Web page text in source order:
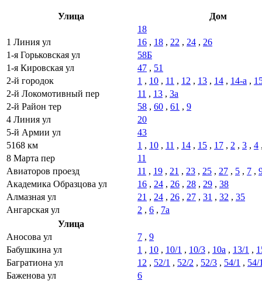
Улица
Дом
18
1 Линия ул
16 , 18 , 22 , 24 , 26
1-я Горьковская ул
58Б
1-я Кировская ул
47 , 51
2-й городок
1 , 10 , 11 , 12 , 13 , 14 , 14-а ,
2-й Локомотивный пер
11 , 13 , 3а
2-й Район тер
58 , 60 , 61 , 9
4 Линия ул
20
5-й Армии ул
43
5168 км
1 , 10 , 11 , 14 , 15 , 17 , 2 , 3 , 4
8 Марта пер
11
Авиаторов проезд
11 , 19 , 21 , 23 , 25 , 27 , 5 , 7 ,
Академика Образцова ул
16 , 24 , 26 , 28 , 29 , 38
Алмазная ул
21 , 24 , 26 , 27 , 31 , 32 , 35
Ангарская ул
2 , 6 , 7а
Улица
Аносова ул
7 , 9
Бабушкина ул
1 , 10 , 10/1 , 10/3 , 10а , 13/1 ,
Багратиона ул
12 , 52/1 , 52/2 , 52/3 , 54/1 , 54/
Баженова ул
6